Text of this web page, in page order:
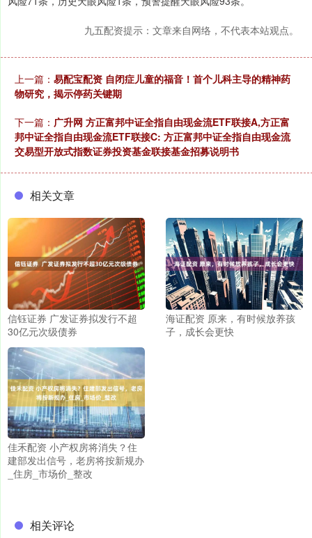
九五配资提示：文章来自网络，不代表本站观点。
上一篇： 易配宝配资 自闭症儿童的福音！首个儿科主导的精神药
物研究，揭示停药关键期
下一篇： 广升网 方正富邦中证全指自由现金流ETF联接A,方正富
邦中证全指自由现金流ETF联接C: 方正富邦中证全指自由现金流
交易型开放式指数证券投资基金联接基金招募说明书
相关文章
信钰证券 广发证券拟发行不超
30亿元次级债券
海证配资 原来，有时候放养孩
子，成长会更快
佳禾配资 小产权房将消失？住
建部发出信号，老房将按新规办
_住房_市场价_整改
相关评论